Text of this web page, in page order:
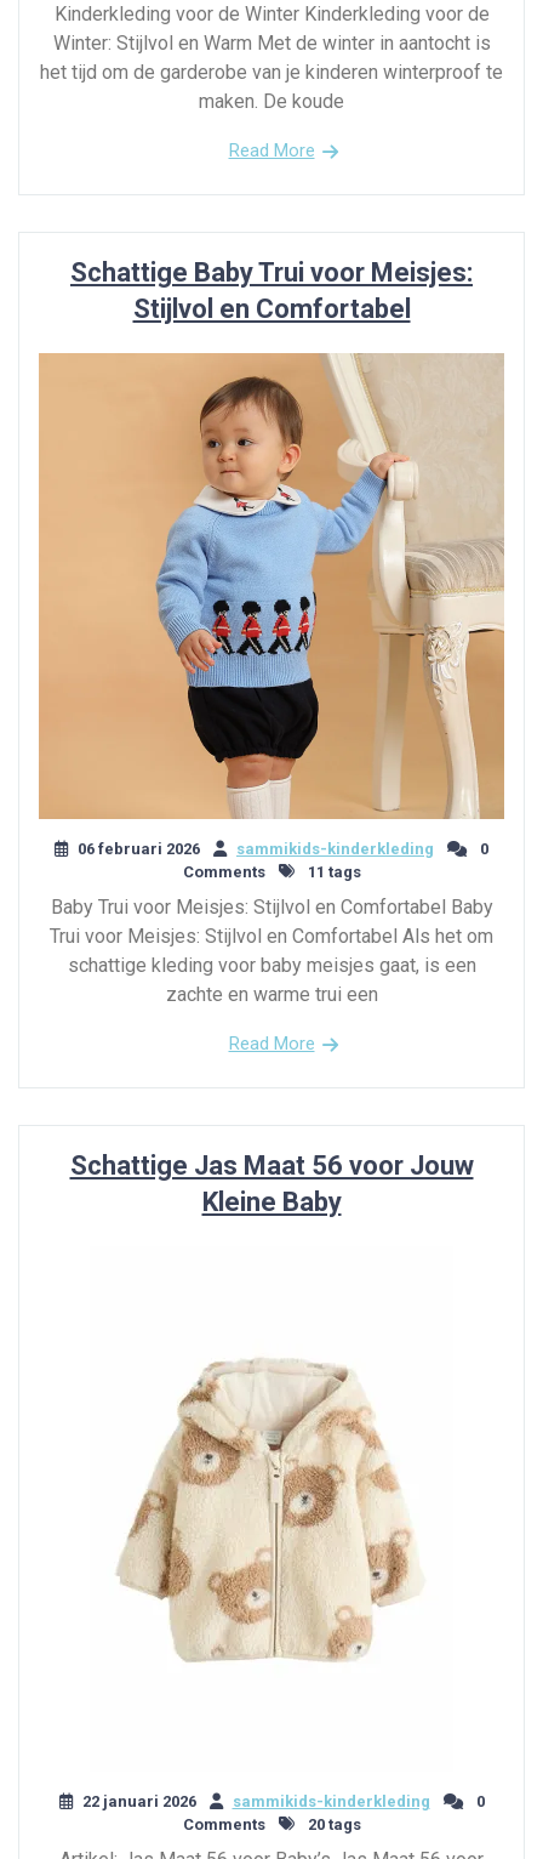
Kinderkleding voor de Winter Kinderkleding voor de
Winter: Stijlvol en Warm Met de winter in aantocht is
het tijd om de garderobe van je kinderen winterproof te
maken. De koude
Read More
Schattige Baby Trui voor Meisjes:
Stijlvol en Comfortabel
06 februari 2026 sammikids-kinderkleding
0
Comments
11 tags
Baby Trui voor Meisjes: Stijlvol en Comfortabel Baby
Trui voor Meisjes: Stijlvol en Comfortabel Als het om
schattige kleding voor baby meisjes gaat, is een
zachte en warme trui een
Read More
Schattige Jas Maat 56 voor Jouw
Kleine Baby
22 januari 2026 sammikids-kinderkleding
0
Comments
20 tags